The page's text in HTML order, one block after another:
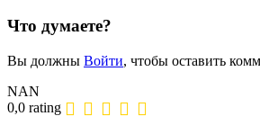
Что думаете?
Вы должны Войти, чтобы оставить
NAN
0,0 rating